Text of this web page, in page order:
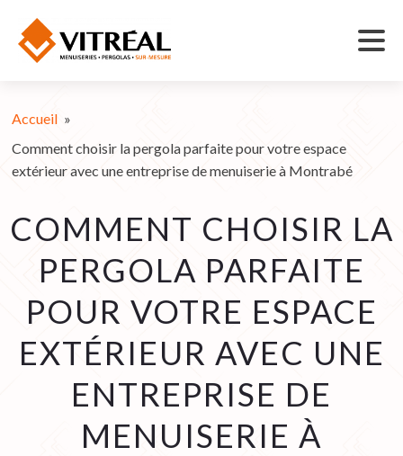
Accueil »
Comment choisir la pergola parfaite pour votre espace
extérieur avec une entreprise de menuiserie à Montrabé
COMMENT CHOISIR LA
PERGOLA PARFAITE
POUR VOTRE ESPACE
EXTÉRIEUR AVEC UNE
ENTREPRISE DE
MENUISERIE À